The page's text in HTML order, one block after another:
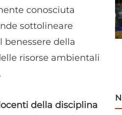
conosciuta
sottolineare
benessere della
risorse ambientali
della disciplina